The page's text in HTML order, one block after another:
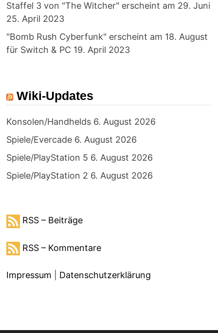
Staffel 3 von "The Witcher" erscheint am 29. Juni
25. April 2023
"Bomb Rush Cyberfunk" erscheint am 18. August
für Switch & PC 19. April 2023
Wiki-Updates
Konsolen/Handhelds 6. August 2026
Spiele/Evercade 6. August 2026
Spiele/PlayStation 5 6. August 2026
Spiele/PlayStation 2 6. August 2026
RSS – Beiträge
RSS – Kommentare
Impressum Datenschutzerklärung